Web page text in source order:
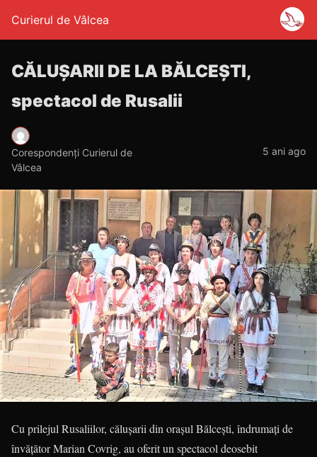
Curierul de Vâlcea
CĂLUȘARII DE LA BĂLCEȘTI,
spectacol de Rusalii
Corespondenți Curierul de
Vâlcea
5 ani ago
Cu prilejul Rusaliilor, călușarii din orașul Bălcești, îndrumați de
învățător Marian Covrig, au oferit un spectacol deosebit